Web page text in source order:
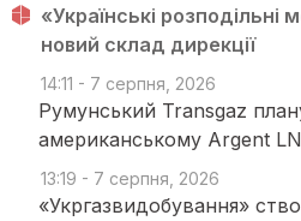
«Українські
новий склад дирекції
14:11 - 7 серпня, 2026
Румунський Transgaz
американському Argent
13:19 - 7 серпня, 2026
«Укргазвидобування»